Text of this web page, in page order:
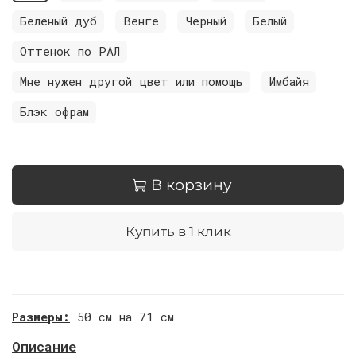
Беленый дуб
Венге Черный
Белый
Оттенок по РАЛ
Мне нужен другой цвет или помощь
Имбайя
Блэк офрам
В корзину
Купить в 1 клик
Размеры: 50 см на 71 см
Описание